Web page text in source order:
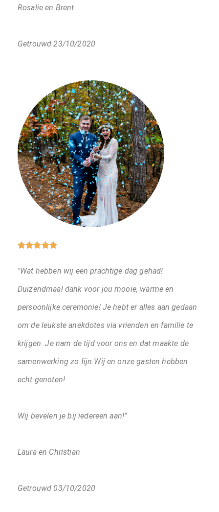
Rosalie en Brent
Getrouwd 23/10/2020

"Wat hebben wij een prachtige dag gehad!
Duizendmaal dank voor jou mooie, warme en
persoonlijke ceremonie! Je hebt er alles aan gedaan
om de leukste anekdotes via vrienden en familie te
krijgen. Je nam de tijd voor ons en dat maakte de
samenwerking zo fijn.Wij en onze gasten hebben
echt genoten!
Wij bevelen je bij iedereen aan!"
Laura en Christian
Getrouwd 03/10/2020